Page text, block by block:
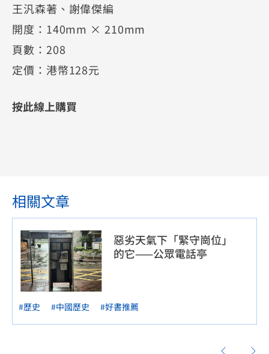
王汎森著、謝偉傑編
開度：140mm × 210mm
頁數：208
定價：港幣128元
按此線上購買
相關文章
惡劣天氣下「緊守崗位」
的它——公眾電話亭
#歷史 #中國歷史 #好書推薦